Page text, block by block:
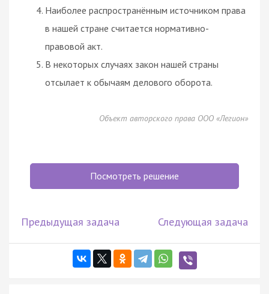
Наиболее распространённым источником права
в нашей стране считается нормативно-
правовой акт.
В некоторых случаях закон нашей страны
отсылает к обычаям делового оборота.
Объект авторского права ООО «Легион»
Посмотреть решение
Предыдущая задача Следующая задача